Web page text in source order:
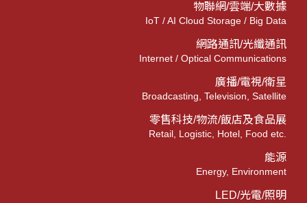
物聯網/雲端/大數據
IoT / AI Cloud Storage / Big Data
網路通訊/光纖通訊
Internet / Optical Communications
廣播/電視/衛星
Broadcasting, Television, Satellite
零售科技/物流/飯店及食品展
Retail, Logistic, Hotel, Food etc.
能源
Energy, Environment
LED/光電/照明